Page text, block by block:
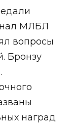
МЛБЛ
вопросы
Бронзу
наград